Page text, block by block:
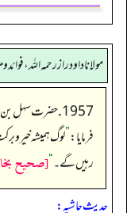
مولانا داود راز رحمه الله،
1957. حضرت سہل
فرمایا:”لوگ ہمیشہ خیر
رہیں گے۔“[صحيح
حدیث حاشیہ: